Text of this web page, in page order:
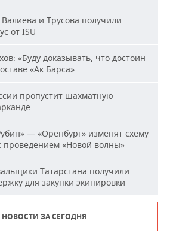
и Трусова получили
от ISU
«Буду доказывать, что достоин
«Ак Барса»
пропустит шахматную
— «Оренбург» изменят схему
проведением «Новой волны»
Татарстана получили
для закупки экипировки
НОВОСТИ ЗА СЕГОДНЯ